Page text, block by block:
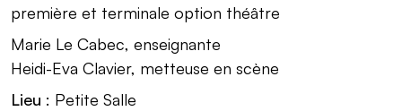
première et terminale option théâtre
Marie Le Cabec, enseignante
Heidi-Eva Clavier, metteuse en scène
Lieu : Petite Salle